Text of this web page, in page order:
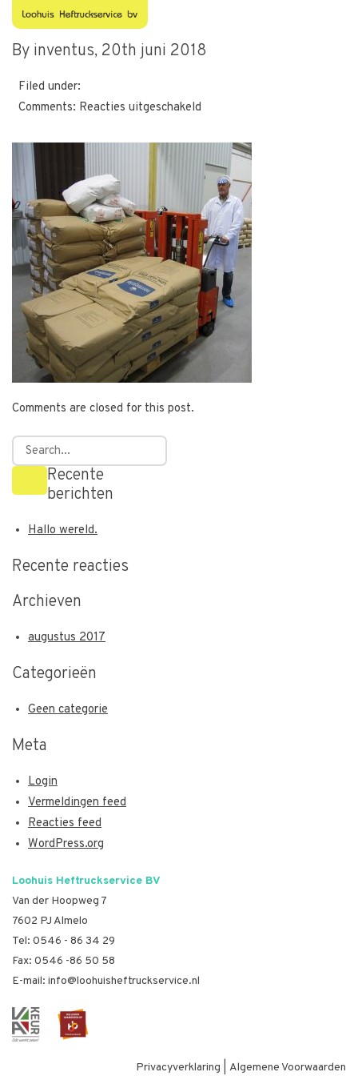
self-maxi-4
By inventus, 20th juni 2018
Filed under:
Comments: Reacties uitgeschakeld
4
Comments are closed for this post.
Recente
berichten
Hallo wereld.
Recente reacties
Archieven
augustus 2017
Categorieën
Geen categorie
Meta
Login
Vermeldingen feed
Reacties feed
WordPress.org
Loohuis Heftruckservice BV
Van der Hoopweg 7
7602 PJ Almelo
Tel: 0546 - 86 34 29
Fax: 0546 -86 50 58
E-mail: info@loohuisheftruckservice.nl
Privacyverklaring Algemene Voorwaarden